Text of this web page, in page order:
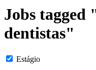
Jobs tagged
dentistas"
Estágio